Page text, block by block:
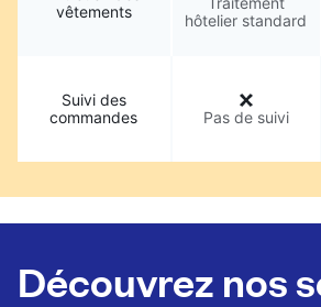
vêtements
hôtelier standard
Suivi des
commandes
Pas de suivi
Découvrez nos